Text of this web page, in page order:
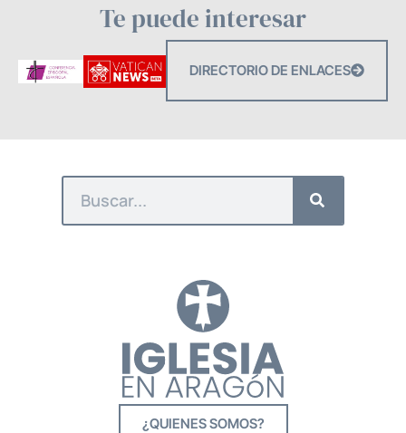
Te puede interesar
DIRECTORIO DE ENLACES
¿QUIENES SOMOS?